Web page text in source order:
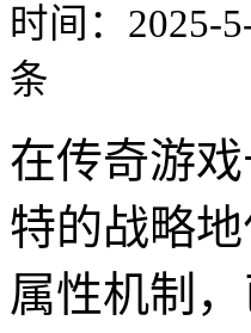
时间：2025-
条
在传奇游
特的战略
属性机制